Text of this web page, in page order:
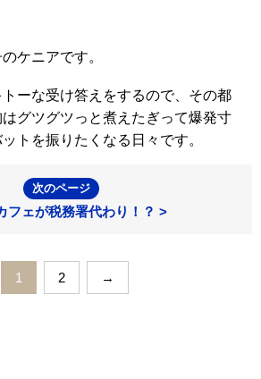
ケニアです。
ーな受け答えをするので、その都
グツグツっと煮えたぎって爆発寸
トを振りたくなる日々です。
次のページ
フェが税務署代わり！？ >
1 2 →